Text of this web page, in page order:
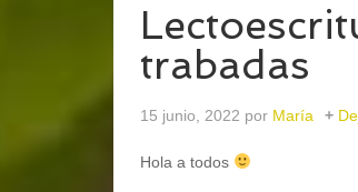
trabadas
15 junio, 2022 por María
Hola a todos